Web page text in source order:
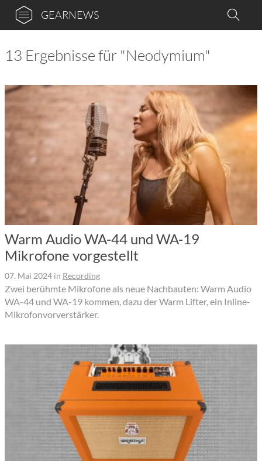
GEARNEWS
13 Ergebnisse für "Neodymium"
Warm Audio WA-44 und WA-19
Mikrofone vorgestellt
07. Mai 2024 in Recording
Zwei berühmte Mikrofone als neue Nachbauten: Warm Audio
WA-44 und WA-19 kommen, dazu der Warm Lifter, ein Inline-
Mikrofonvorverstärker.